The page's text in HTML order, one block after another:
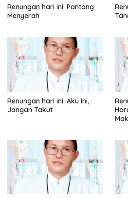
Renungan hari ini: Pantang
Menyerah
Renungan hari ini: Aku Ini,
Jangan Takut